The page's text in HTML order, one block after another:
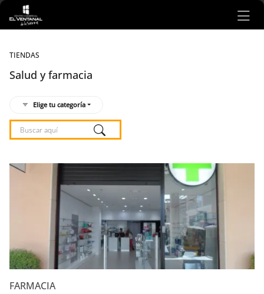
Ir al contenido principal
TIENDAS
Salud y farmacia
Elige tu categoría
Listado de locales
FARMACIA